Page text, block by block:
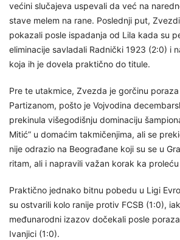
većini slučajeva uspevali da već na
stave melem na rane. Poslednji put,
pokazali posle ispadanja od Lila kada su
eliminacije savladali Radnički 1923 (2:0) i
koja ih je dovela praktično do titule.
Pre te utakmice, Zvezda je gorčinu
Partizanom, pošto je Vojvodina
prekinula višegodišnju dominaciju
Mitić” u domaćim takmičenjima, ali se
nije odrazio na Beograđane koji su se u
ritam, ali i napravili važan korak ka
Praktično jednako bitnu pobedu u Ligi
su ostvarili kolo ranije protiv FCSB (1:0),
međunarodni izazov dočekali posle
Ivanjici (1:0).